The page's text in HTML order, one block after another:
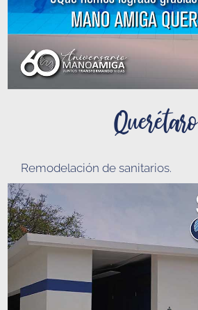
Querétaro
Remodelación de sanitarios.